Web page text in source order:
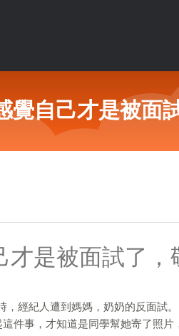
覺自己才是被面
是被面試了，
經紀人遭到媽媽，奶奶的反面試。
件事，才知道是同學幫她寄了照片